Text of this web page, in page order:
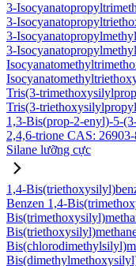
3-
3-
3-
3-
Tris(3-
Tris(3-
1,3-Bis(prop-2-enyl)-5-
2,4,6-trione CAS:
Silane lưỡng cực
1,4-
Benzen 1,4-